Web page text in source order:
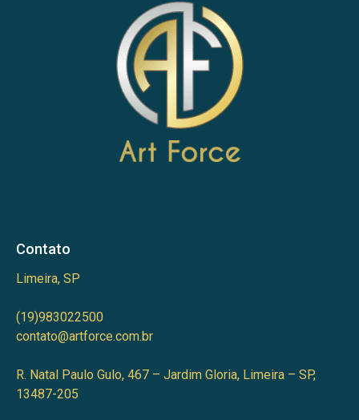
Contato
Limeira, SP
(19)983022500
contato@artforce.com.br
R. Natal Paulo Gulo, 467 – Jardim Gloria, Limeira – SP,
13487-205